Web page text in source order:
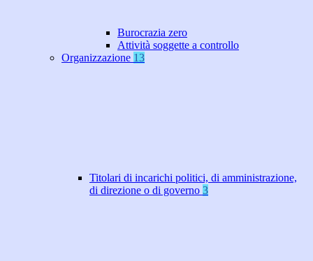
Burocrazia zero
Attività soggette a controllo
Organizzazione 13
Titolari di incarichi politici, di amministrazione,
di direzione o di governo 3